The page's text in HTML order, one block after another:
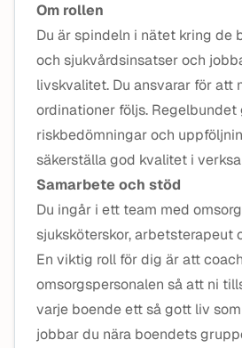
Om rollen
Du är spindeln i nätet kring de
och sjukvårdsinsatser och
livskvalitet. Du ansvarar för att
ordinationer följs. Regelbundet
riskbedömningar och
säkerställa god kvalitet i
Samarbete och stöd
Du ingår i ett team med
sjuksköterskor, arbetsterapeut
En viktig roll för dig är att
omsorgspersonalen så att ni
varje boende ett så gott liv
jobbar du nära boendets